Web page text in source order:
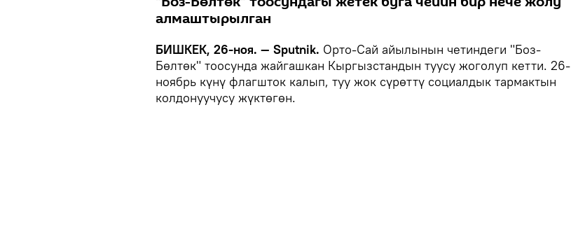
алмаштырылган
БИШКЕК, 26-ноя. — Sputnik. Орто-Сай айылынын четиндеги "Боз-
Бөлтөк" тоосунда жайгашкан Кыргызстандын туусу жоголуп кетти. 26-
ноябрь күнү флагшток калып, туу жок сүрөттү социалдык тармактын
колдонуучусу жүктөгөн.